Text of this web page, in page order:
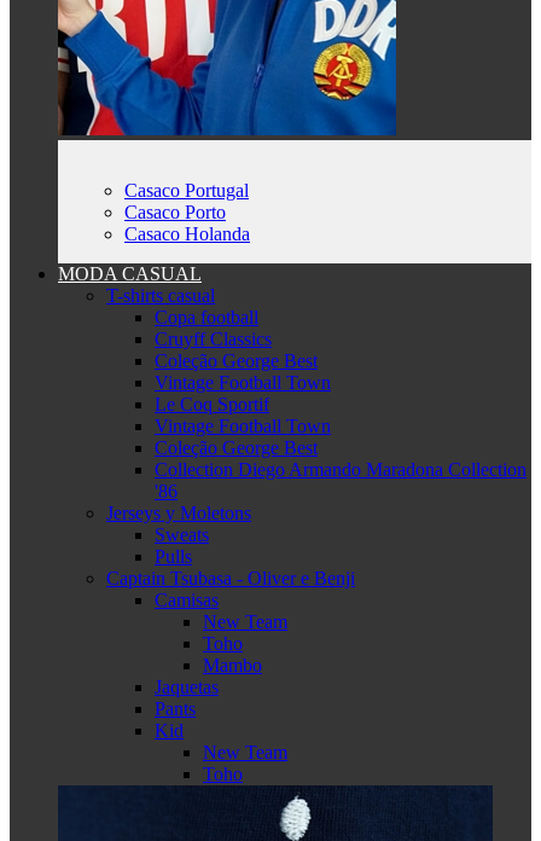
Casaco Portugal
Casaco Porto
Casaco Holanda
MODA CASUAL
T-shirts casual
Copa football
Cruyff Classics
Coleção George Best
Vintage Football Town
Le Coq Sportif
Vintage Football Town
Coleção George Best
Collection Diego Armando Maradona Collection
'86
Jerseys y Moletons
Sweats
Pulls
Captain Tsubasa - Oliver e Benji
Camisas
New Team
Toho
Mambo
Jaquetas
Pants
Kid
New Team
Toho